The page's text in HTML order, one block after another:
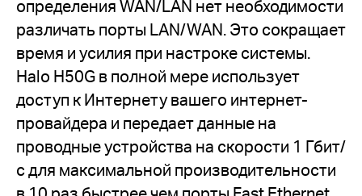
определения WAN/LAN нет необходимости
различать порты LAN/WAN. Это сокращает
время и усилия при настроке системы.
Halo H50G в полной мере использует
доступ к Интернету вашего интернет-
провайдера и передает данные на
проводные устройства на скорости 1 Гбит/
с для максимальной производительности